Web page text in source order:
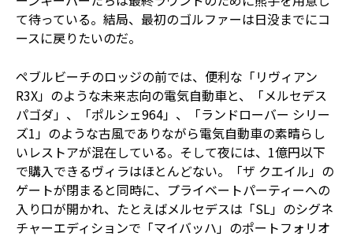
て待っている。結局、最初のゴルファーは日没までにコ
ースに戻りたいのだ。
ペブルビーチのロッジの前では、便利な「リヴィアン
R3X」のような未来志向の電気自動車と、「メルセデス
パゴダ」、「ポルシェ964」、「ランドローバー シリー
ズ1」のような古風でありながら電気自動車の素晴らし
いレストアが混在している。そして夜には、1億円以下
で購入できるヴィラはほとんどない。「ザ クエイル」の
ゲートが閉まると同時に、プライベートパーティーへの
入り口が開かれ、たとえばメルセデスは「SL」のシグネ
チャーエディションで「マイバッハ」のポートフォリオ